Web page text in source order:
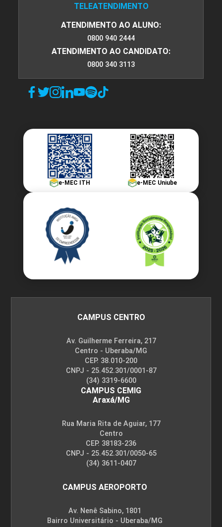
SEGURANÇA E AUDITORIA DE SISTEMAS
DE INFORMAÇÃO
TECNOLOGIAS DIGITAIS EMERGENTES
TECNOLOGIAS PARA A INTERNET
96
TECNOLOGIAS PARA A INTERNET II
72
TESTES DE SOFTWARE
72
TELEATENDIMENTO
ATENDIMENTO AO ALUNO:
0800 940 2444
ATENDIMENTO AO CANDIDATO:
0800 340 3113
e-MEC ITH e-MEC Uniube
CAMPUS CENTRO
Av. Guilherme Ferreira, 217
Centro - Uberaba/MG
CEP. 38.010-200
CNPJ - 25.452.301/0001-87
(34) 3319-6600
CAMPUS CEMIG
Araxá/MG
Rua Maria Rita de Aguiar, 177
Centro
CEP. 38183-236
CNPJ - 25.452.301/0050-65
(34) 3611-0407
CAMPUS AEROPORTO
Av. Nenê Sabino, 1801
Bairro Universitário - Uberaba/MG